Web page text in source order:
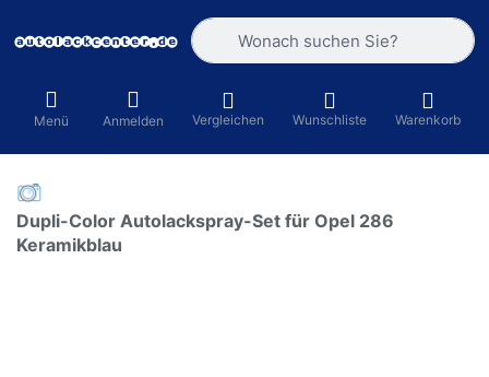
Geben Sie einen Suchbegriff ein.
Menü Anmelden Vergleichen Wunschliste Warenkorb
Dupli-Color Autolackspray-Set für Opel 286
Keramikblau